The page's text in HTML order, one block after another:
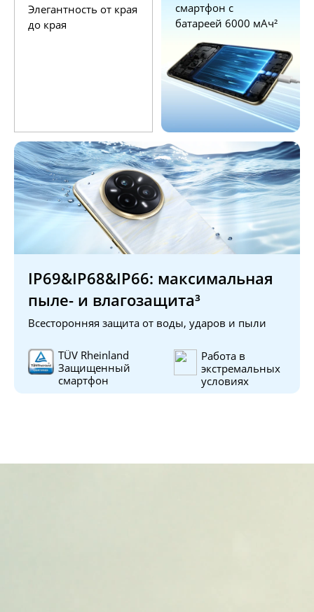
Работа в
экстремальных
условиях
TÜV Rheinland
Защищенный
смартфон
Всесторонняя защита от воды, ударов и пыли
IP69&IP68&IP66: максимальная
пыле- и влагозащита³
смартфон с
батареей 6000 мАч²
Элегантность от края
до края